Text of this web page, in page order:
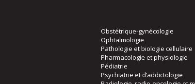
Obstétrique-gynécologie
Ophtalmologie
Pathologie et biologie cellulaire
Pharmacologie et physiologie
Pédiatrie
Psychiatrie et d’addictologie